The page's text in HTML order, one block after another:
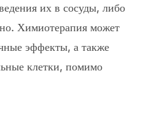
их в сосуды, либо
Химиотерапия может
эффекты, а также
клетки, помимо